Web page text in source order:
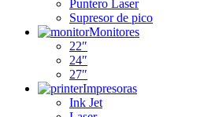
Puntero Laser
Supresor de pico
Monitores
22″
24″
27″
Impresoras
Ink Jet